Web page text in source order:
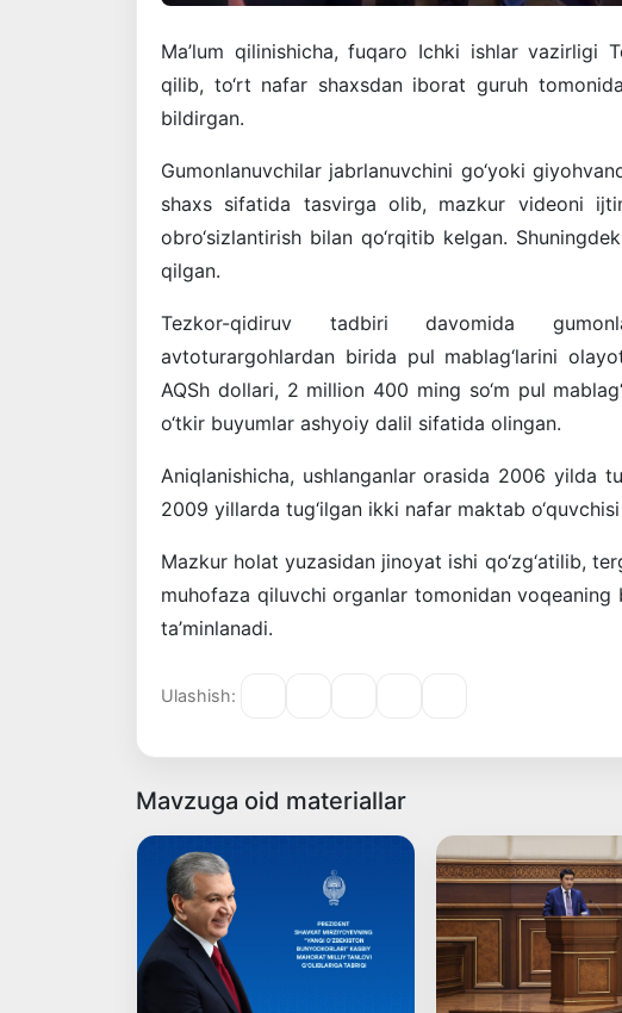
Ma’lum qilinishicha, fuqaro Ichki ishlar vazirligi
qilib, to‘rt nafar shaxsdan iborat guruh
bildirgan.
Gumonlanuvchilar jabrlanuvchini go‘yoki
shaxs sifatida tasvirga olib, mazkur videoni
obro‘sizlantirish bilan qo‘rqitib kelgan.
qilgan.
Tezkor-qidiruv tadbiri davomida
avtoturargohlardan birida pul mablag‘larini
AQSh dollari, 2 million 400 ming so‘m pul
o‘tkir buyumlar ashyoiy dalil sifatida olingan.
Aniqlanishicha, ushlanganlar orasida 2006 yilda
2009 yillarda tug‘ilgan ikki nafar maktab o‘quvchisi
Mazkur holat yuzasidan jinoyat ishi qo‘zg‘atilib,
muhofaza qiluvchi organlar tomonidan
ta’minlanadi.
Ulashish:
Mavzuga oid materiallar